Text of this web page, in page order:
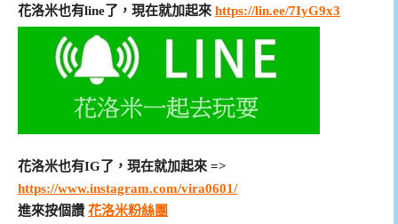
花洛米也有line了，現在就加起來 https://lin.ee/7IyG9x3
花洛米也有IG了，現在就加起來 =>
https://www.instagram.com/vira0601/
進來按個讚 花洛米粉絲團